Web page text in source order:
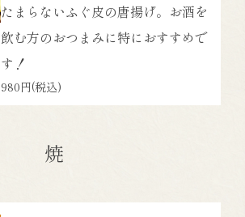
たまらないふぐ皮の唐揚げ。お酒を
飲む方のおつまみに特におすすめで
す！
980円(税込)
焼